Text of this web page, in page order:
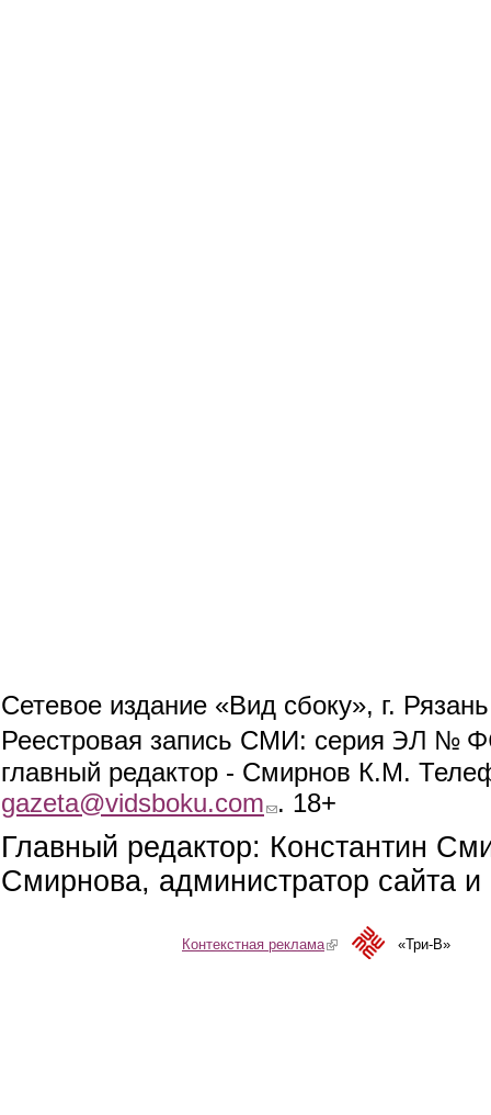
Сетевое издание «Вид сбоку», г.
Реестровая запись СМИ: серия ЭЛ №
главный редактор - Смирнов К.М.
gazeta@vidsboku.com (link sends e-mail)
. 18+
Главный редактор: Константин
Смирнова, администратор сайта
Контекстная реклама(link is external)«Три-В»